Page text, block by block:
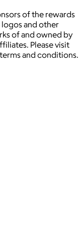
of the rewards
and other
of and owned by
Please visit
and conditions.